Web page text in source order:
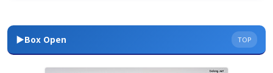
▶Box Open TOP